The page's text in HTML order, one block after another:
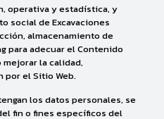
operativa y estadística, y
social de Excavaciones
almacenamiento de
para adecuar el Contenido
la calidad,
por el Sitio Web.
los datos personales, se
fin o fines específicos del